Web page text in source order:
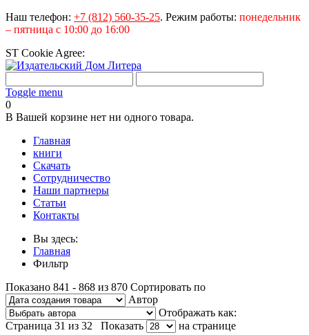
Наш телефон: +7 (812) 560-35-25. Режим работы: понедельник
– пятница с 10:00 до 16:00
ST Cookie Agree:
Toggle menu
0
В Вашей корзине нет ни одного товара.
Главная
книги
Скачать
Сотрудничество
Наши партнеры
Статьи
Контакты
Вы здесь:
Главная
Фильтр
Показано 841 - 868 из 870 Сортировать по
Автор
Отображать как:
Страница 31 из 32
Показать на странице